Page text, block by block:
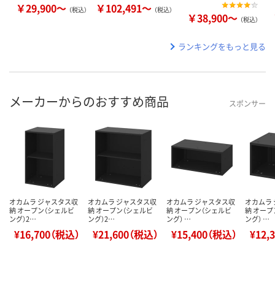
￥29,900～ （税込） ￥102,491～ （税込）
￥38,900～ （税込）
ランキングをもっと見る
メーカーからのおすすめ商品 スポンサー
オカムラ ジャスタス収
納 オープン（シェルビ
ング）2…
¥16,700（税込）
オカムラ ジャスタス収
納 オープン（シェルビ
ング）2…
¥21,600（税込）
オカムラ ジャスタス収
納 オープン（シェルビ
ング） …
¥15,400（税込）
オカムラ
納 オープ
ング） …